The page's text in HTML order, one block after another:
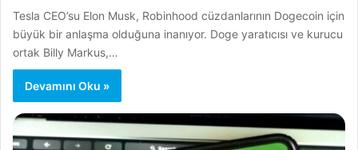
Tesla CEO’su Elon Musk, Robinhood cüzdanlarının Dogecoin için
büyük bir anlaşma olduğuna inanıyor. Doge yaratıcısı ve kurucu
ortak Billy Markus,…
Devamını Oku »